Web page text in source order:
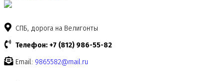
СПБ, дорога на Велигонты
Телефон: +7 (812) 986-55-82
Email: 9865582@mail.ru